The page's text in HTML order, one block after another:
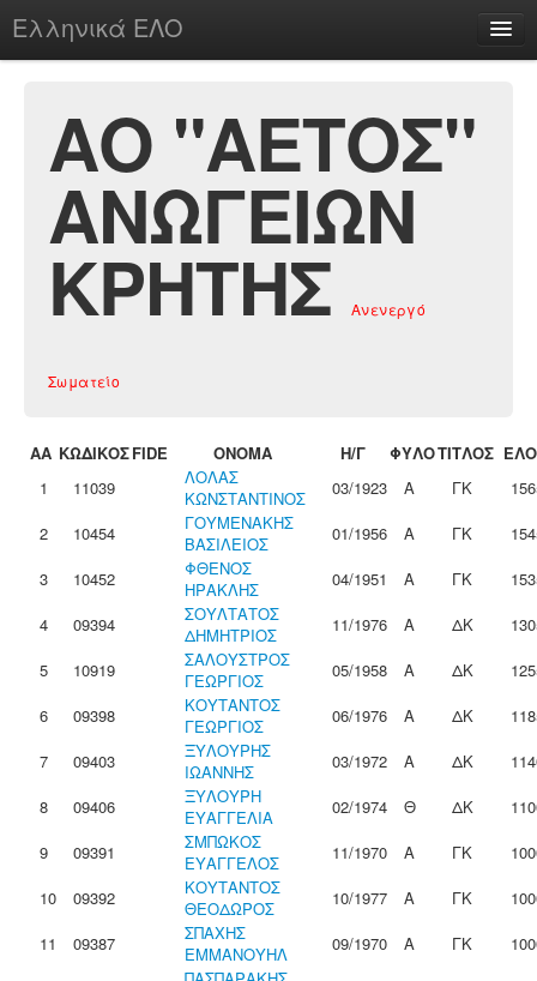
Ελληνικά ΕΛΟ
chesstu.be @ discord
Login
ΑΟ "ΑΕΤΟΣ"
ΑΝΩΓΕΙΩΝ
ΚΡΗΤΗΣ Ανενεργό
Σωματείο
ΑΑ ΚΩΔΙΚΟΣFIDE ΟΝΟΜΑ Η/Γ ΦΥΛΟΤΙΤΛΟΣ ΕΛΟ
1
11039
ΛΟΛΑΣ
ΚΩΝΣΤΑΝΤΙΝΟΣ
03/1923 Α ΓΚ
2
10454
ΓΟΥΜΕΝΑΚΗΣ
ΒΑΣΙΛΕΙΟΣ
01/1956 Α ΓΚ
3
10452
ΦΘΕΝΟΣ
ΗΡΑΚΛΗΣ
04/1951 Α ΓΚ
4
09394
ΣΟΥΛΤΑΤΟΣ
ΔΗΜΗΤΡΙΟΣ
11/1976 Α ΔΚ
5
10919
ΣΑΛΟΥΣΤΡΟΣ
ΓΕΩΡΓΙΟΣ
05/1958 Α ΔΚ
6
09398
ΚΟΥΤΑΝΤΟΣ
ΓΕΩΡΓΙΟΣ
06/1976 Α ΔΚ
7
09403
ΞΥΛΟΥΡΗΣ
ΙΩΑΝΝΗΣ
03/1972 Α ΔΚ
8
09406
ΞΥΛΟΥΡΗ
ΕΥΑΓΓΕΛΙΑ
02/1974 Θ ΔΚ
9
09391
ΣΜΠΩΚΟΣ
ΕΥΑΓΓΕΛΟΣ
11/1970 Α ΓΚ
10
09392
ΚΟΥΤΑΝΤΟΣ
ΘΕΟΔΩΡΟΣ
10/1977 Α ΓΚ
11
09387
ΣΠΑΧΗΣ
ΕΜΜΑΝΟΥΗΛ
09/1970 Α ΓΚ